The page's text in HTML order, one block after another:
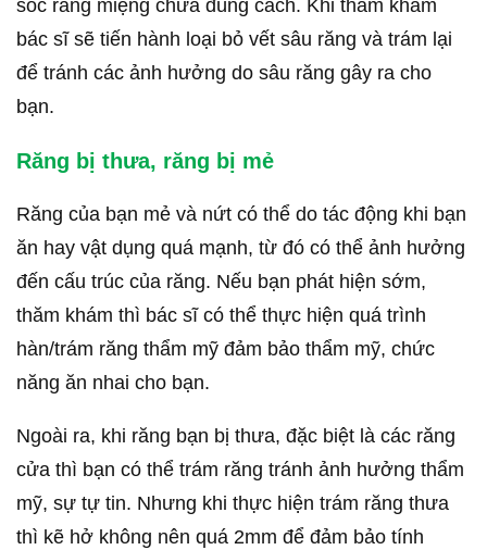
sóc răng miệng chưa đúng cách. Khi thăm khám
bác sĩ sẽ tiến hành loại bỏ vết sâu răng và trám lại
để tránh các ảnh hưởng do sâu răng gây ra cho
bạn.
Răng bị thưa, răng bị mẻ
Răng của bạn mẻ và nứt có thể do tác động khi bạn
ăn hay vật dụng quá mạnh, từ đó có thể ảnh hưởng
đến cấu trúc của răng. Nếu bạn phát hiện sớm,
thăm khám thì bác sĩ có thể thực hiện quá trình
hàn/trám răng thẩm mỹ đảm bảo thẩm mỹ, chức
năng ăn nhai cho bạn.
Ngoài ra, khi răng bạn bị thưa, đặc biệt là các răng
cửa thì bạn có thể trám răng tránh ảnh hưởng thẩm
mỹ, sự tự tin. Nhưng khi thực hiện trám răng thưa
thì kẽ hở không nên quá 2mm để đảm bảo tính